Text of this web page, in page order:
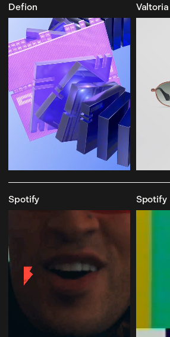
Defion Valtoria
Spotify Spotify